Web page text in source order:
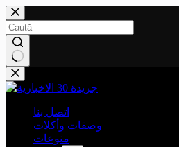
Sari
la
conținut
Niciun
rezultat
اتصل بنا
وصفات وأكلات
منوعات